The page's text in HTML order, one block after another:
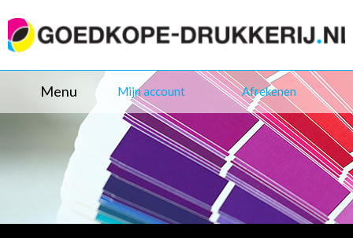
Menu Mijn account Afrekenen